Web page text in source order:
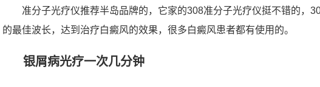
准分子光疗仪推荐半岛品牌的，它家的308准分子光疗仪挺不错的，
的最佳波长，达到治疗白癜风的效果，很多白癜风患者都有使用的。
银屑病光疗一次几分钟